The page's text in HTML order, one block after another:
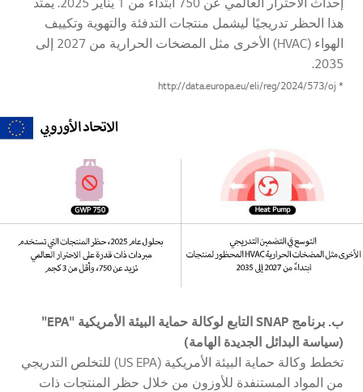
هذا الحظر تدريجيًا ليشمل منتجات التدفئة والتهوية وتكييف
الهواء (HVAC) الأخرى مثل المضخات الحرارية من 2027 إلى
2035.
* http://data.europa.eu/eli/reg/2024/573/oj
ب. برنامج SNAP التابع لوكالة حماية البيئة الأمريكية "EPA"
(سياسة البدائل الجديدة الهامة)
تخطط وكالة حماية البيئة الأمريكية (US EPA) للتخلص التدريجي
من المواد المستنفدة للأوزون من خلال حظر المنتجات ذات